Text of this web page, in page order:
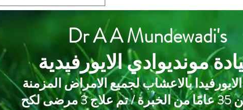
Dr A A Mundewadi's
مونديوادي الايورفيدية
بالاعشاب لجميع الامراض المزمنة
مرضى لكح